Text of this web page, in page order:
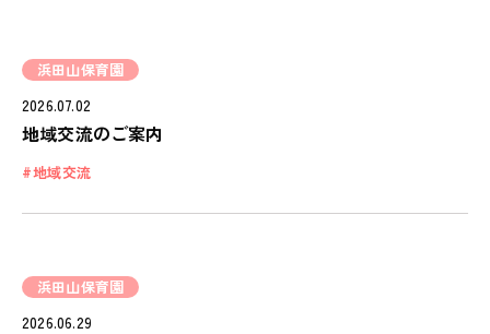
浜田山保育園
2026.07.02
地域交流のご案内
地域交流
浜田山保育園
2026.06.29